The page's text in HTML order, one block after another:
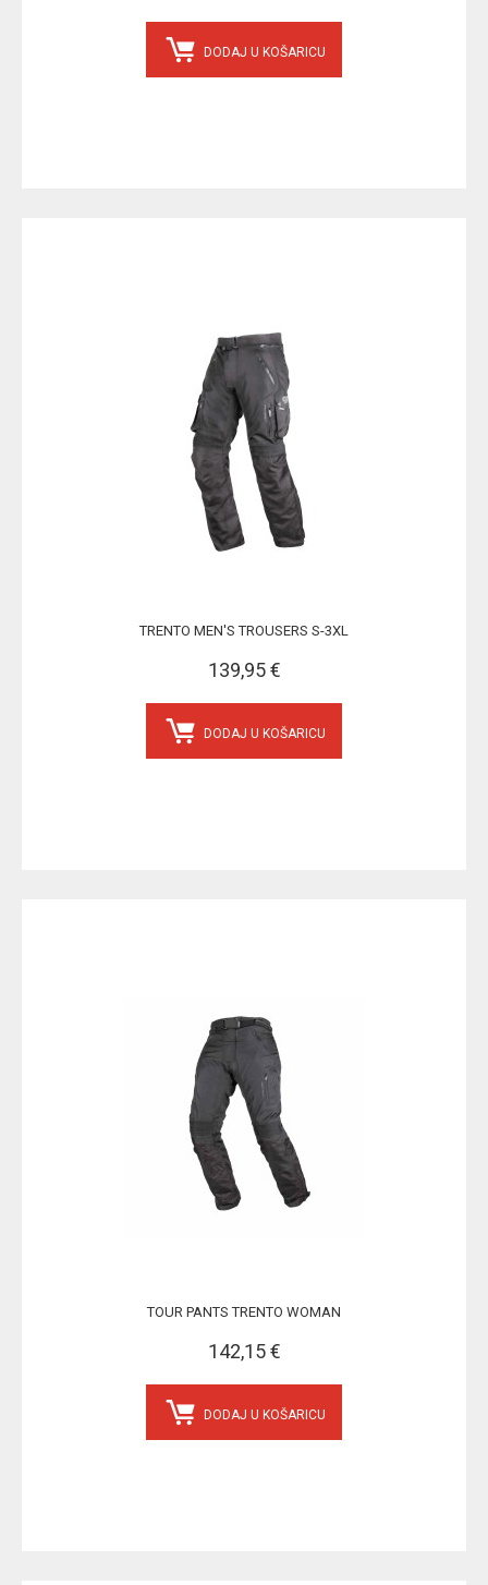
DODAJ U KOŠARICU
TRENTO MEN'S TROUSERS S-3XL
139,95 €
DODAJ U KOŠARICU
TOUR PANTS TRENTO WOMAN
142,15 €
DODAJ U KOŠARICU